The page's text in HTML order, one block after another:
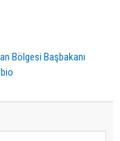
Bölgesi Başbakanı